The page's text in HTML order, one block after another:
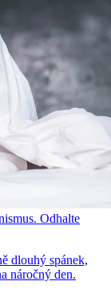
Odhalte
dlouhý spánek,
náročný den.